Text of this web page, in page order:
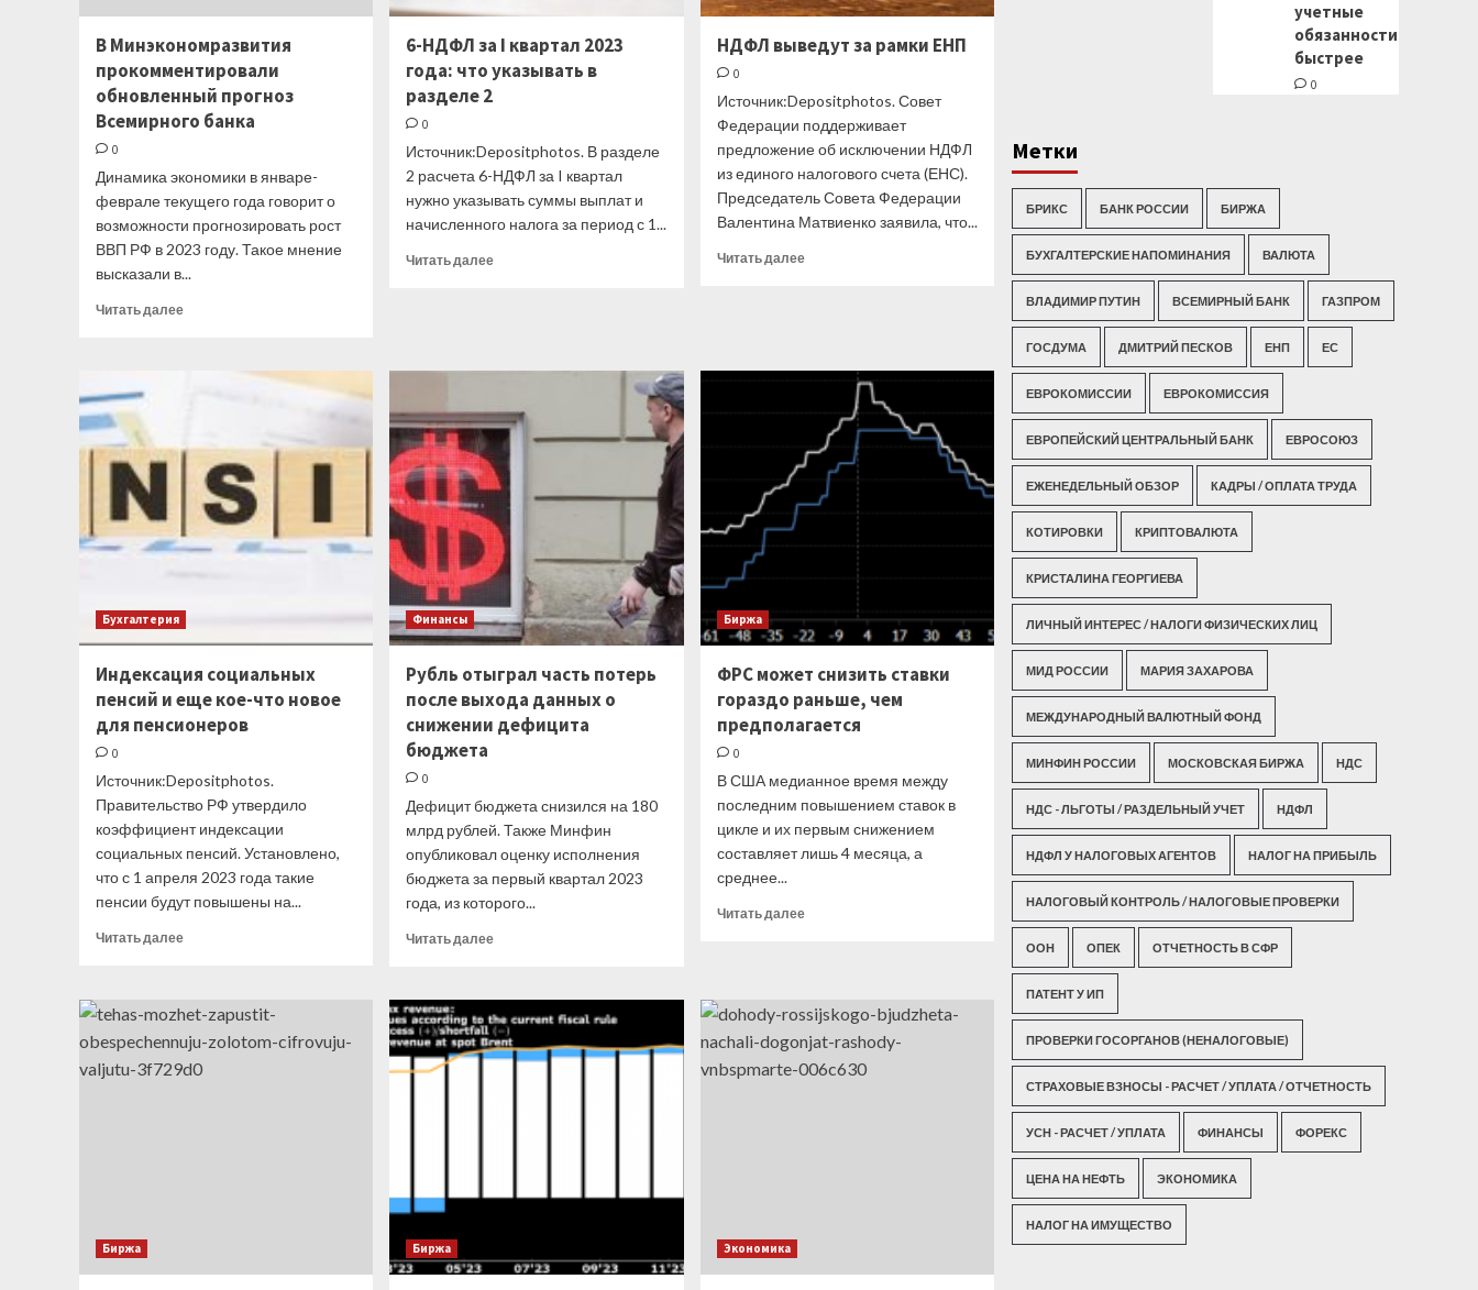
России
В Минэкономразвития
прокомментировали
обновленный прогноз
Всемирного банка
0
Динамика экономики в январе-
феврале текущего года говорит о
возможности прогнозировать рост
ВВП РФ в 2023 году. Такое мнение
высказали в...
Читать далееПрочитать
В Минэкономразвития
прокомментировали
Всемирного
банка
6-НДФЛ за I квартал 2023
года: что указывать в
разделе 2
0
Источник:Depositphotos. В разделе
2 расчета 6-НДФЛ за I квартал
нужно указывать суммы выплат и
начисленного налога за период с 1...
Читать далееПрочитать
2023
года:
что
указывать
разделе
НДФЛ выведут за рамки ЕНП
0
Источник:Depositphotos. Совет
Федерации поддерживает
предложение об исключении НДФЛ
из единого налогового счета (ЕНС).
Председатель Совета Федерации
Валентина Матвиенко заявила, что...
Читать далееПрочитать
Бухгалтерия
Индексация социальных
пенсий и еще кое-что новое
для пенсионеров
0
Источник:Depositphotos.
Правительство РФ утвердило
коэффициент индексации
социальных пенсий. Установлено,
что с 1 апреля 2023 года такие
пенсии будут повышены на...
Читать далееПрочитать
социальных
пенсий
и
еще
Финансы
Рубль отыграл часть потерь
после выхода данных о
снижении дефицита
бюджета
0
Дефицит бюджета снизился на 180
млрд рублей. Также Минфин
опубликовал оценку исполнения
бюджета за первый квартал 2023
года, из которого...
Читать далееПрочитать
Рубль
отыграл
часть
потерь
Биржа
ФРС может снизить ставки
гораздо раньше, чем
предполагается
0
В США медианное время между
последним повышением ставок в
цикле и их первым снижением
составляет лишь 4 месяца, а
среднее...
Читать далееПрочитать
снизить
ставки
гораздо
раньше,
Биржа Биржа Экономика
учетные
обязанности
быстрее
0
Метки
БРИКС БАНК РОССИИ БИРЖА
БУХГАЛТЕРСКИЕ НАПОМИНАНИЯ ВАЛЮТА
ВЛАДИМИР ПУТИН ВСЕМИРНЫЙ БАНК ГАЗПРОМ
ГОСДУМА ДМИТРИЙ ПЕСКОВ ЕНП ЕС
ЕВРОКОМИССИИ ЕВРОКОМИССИЯ
ЕВРОПЕЙСКИЙ ЦЕНТРАЛЬНЫЙ БАНК ЕВРОСОЮЗ
ЕЖЕНЕДЕЛЬНЫЙ ОБЗОР КАДРЫ / ОПЛАТА ТРУДА
КОТИРОВКИ КРИПТОВАЛЮТА
КРИСТАЛИНА ГЕОРГИЕВА
ЛИЧНЫЙ ИНТЕРЕС / НАЛОГИ ФИЗИЧЕСКИХ ЛИЦ
МИД РОССИИ МАРИЯ ЗАХАРОВА
МЕЖДУНАРОДНЫЙ ВАЛЮТНЫЙ ФОНД
МИНФИН РОССИИ МОСКОВСКАЯ БИРЖА НДС
НДС - ЛЬГОТЫ / РАЗДЕЛЬНЫЙ УЧЕТ НДФЛ
НДФЛ У НАЛОГОВЫХ АГЕНТОВ НАЛОГ НА ПРИБЫЛЬ
НАЛОГОВЫЙ КОНТРОЛЬ / НАЛОГОВЫЕ ПРОВЕРКИ
ООН ОПЕК ОТЧЕТНОСТЬ В СФР
ПАТЕНТ У ИП
ПРОВЕРКИ ГОСОРГАНОВ (НЕНАЛОГОВЫЕ)
СТРАХОВЫЕ ВЗНОСЫ - РАСЧЕТ / УПЛАТА / ОТЧЕТНОСТЬ
УСН - РАСЧЕТ / УПЛАТА ФИНАНСЫ ФОРЕКС
ЦЕНА НА НЕФТЬ ЭКОНОМИКА
НАЛОГ НА ИМУЩЕСТВО